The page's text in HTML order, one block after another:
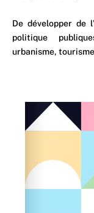
De développer de
politique
urbanisme,